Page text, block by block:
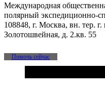
Международная
полярный экспедиционно-
108848, г. Москва, вн. тер.
Золотошвейная, д. 2.кв. 55
Помочь сейчас